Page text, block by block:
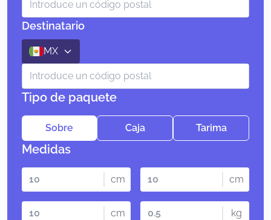
Destinatario
MX
Tipo de paquete
Sobre Caja Tarima
Medidas
cm cm
cm kg